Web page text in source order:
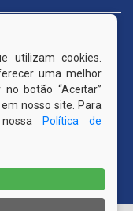
utilizam cookies.
uma melhor
botão “Aceitar”
nosso site. Para
Política de